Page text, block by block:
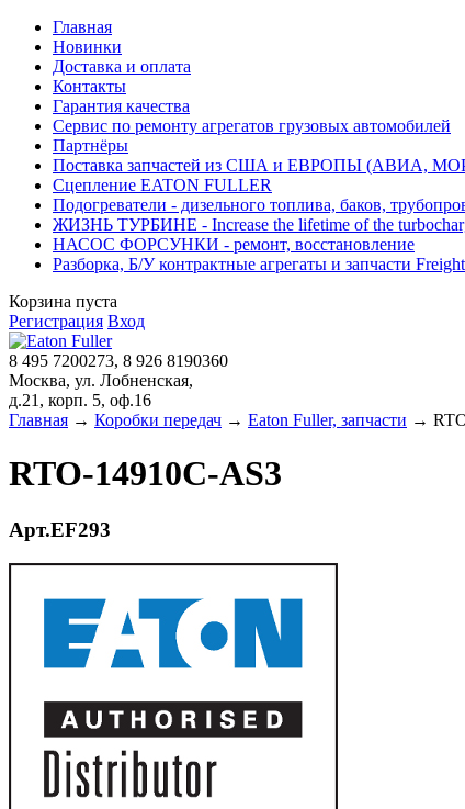
Главная
Новинки
Доставка и оплата
Контакты
Гарантия качества
Сервис по ремонту агрегатов грузовых автомобилей
Партнёры
Поставка запчастей из США и ЕВРОПЫ (АВИА,
Сцепление EATON FULLER
Подогреватели - дизельного топлива, баков,
ЖИЗНЬ ТУРБИНЕ - Increase the lifetime of the
НАСОС ФОРСУНКИ - ремонт, восстановление
Разборка, Б/У контрактные агрегаты и запчасти
Корзина пуста
Регистрация Вход
8 495 7200273, 8 926 8190360
Москва, ул. Лобненская,
д.21, корп. 5, оф.16
Главная → Коробки передач → Eaton Fuller, запчасти →
RTO-14910C-AS3
Арт.EF293